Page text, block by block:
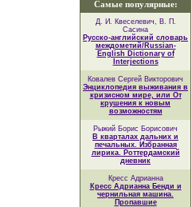
Самые популярные:
Д. И. Квеселевич, В. П.
Сасина
Русско-английский словарь
междометий/Russian-
English Dictionary of
Interjections
Ковалев Сергей Викторович
Энциклопедия выживания в
кризисном мире, или От
крушения к новым
возможностям
Рыжий Борис Борисович
В кварталах дальних и
печальных. Избранная
лирика. Роттердамский
дневник
Кресс Адрианна
Кресс Адрианна Бенди и
чернильная машина.
Пропавшие